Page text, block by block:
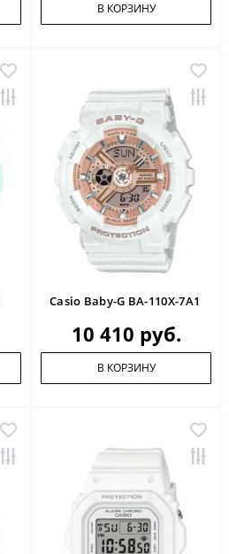
В КОРЗИНУ
Casio Baby-G BA-110X-7A1
10 410 руб.
В КОРЗИНУ